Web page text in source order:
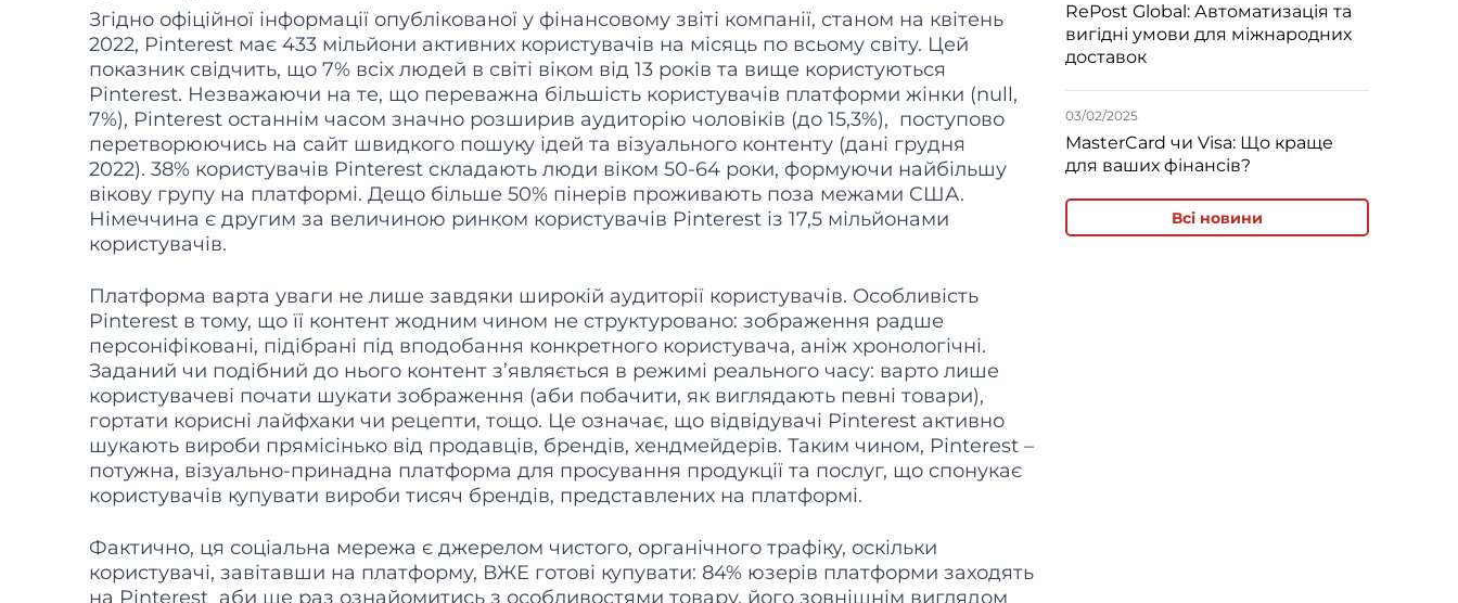
Згідно офіційної інформації опублікованої у фінансовому звіті компанії, станом на квітень
2022, Pinterest має 433 мільйони активних користувачів на місяць по всьому світу. Цей
показник свідчить, що 7% всіх людей в світі віком від 13 років та вище користуються
Pinterest. Незважаючи на те, що переважна більшість користувачів платформи жінки (null,
7%), Pinterest останнім часом значно розширив аудиторію чоловіків (до 15,3%), поступово
перетворюючись на сайт швидкого пошуку ідей та візуального контенту (дані грудня
2022). 38% користувачів Pinterest складають люди віком 50-64 роки, формуючи найбільшу
вікову групу на платформі. Дещо більше 50% пінерів проживають поза межами CША.
Німеччина є другим за величиною ринком користувачів Pinterest із 17,5 мільйонами
користувачів.
Платформа варта уваги не лише завдяки широкій аудиторії користувачів. Особливість
Pinterest в тому, що її контент жодним чином не структуровано: зображення радше
персоніфіковані, підібрані під вподобання конкретного користувача, аніж хронологічні.
Заданий чи подібний до нього контент з’являється в режимі реального часу: варто лише
користувачеві почати шукати зображення (аби побачити, як виглядають певні товари),
гортати корисні лайфхаки чи рецепти, тощо. Це означає, що відвідувачі Pinterest активно
шукають вироби прямісінько від продавців, брендів, хендмейдерів. Таким чином, Pinterest –
потужна, візуально-принадна платформа для просування продукції та послуг, що спонукає
користувачів купувати вироби тисяч брендів, представлених на платформі.
Фактично, ця соціальна мережа є джерелом чистого, органічного трафіку, оскільки
користувачі, завітавши на платформу, ВЖЕ готові купувати: 84% юзерів платформи заходять
на Pinterest аби ще раз ознайомитись з особливостями товару, його зовнішнім виглядом
RePost Global: Автоматизація та
вигідні умови для міжнародних
доставок
03/02/2025
MasterCard чи Visa: Що краще
для ваших фінансів?
Всі новини